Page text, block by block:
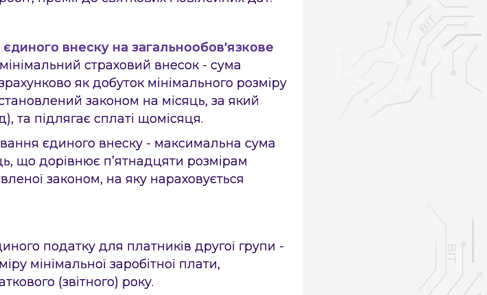
єдиного внеску на загальнообов'язкове
мінімальний страховий внесок - сума
як добуток мінімального розміру
законом на місяць, за який
та підлягає сплаті щомісяця.
єдиного внеску - максимальна сума
що дорівнює п’ятнадцяти розмірам
законом, на яку нараховується
податку для платників другої групи -
мінімальної заробітної плати,
(звітного) року.